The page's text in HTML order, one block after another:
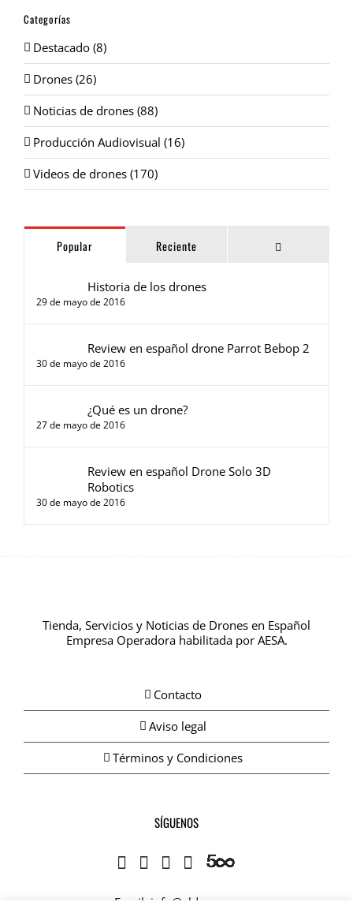
Categorías
Destacado (8)
Drones (26)
Noticias de drones (88)
Producción Audiovisual (16)
Videos de drones (170)
Popular Reciente
Historia de los drones
29 de mayo de 2016
Review en español drone Parrot Bebop 2
30 de mayo de 2016
¿Qué es un drone?
27 de mayo de 2016
Review en español Drone Solo 3D
Robotics
30 de mayo de 2016
Tienda, Servicios y Noticias de Drones en Español
Empresa Operadora habilitada por AESA.
Contacto
Aviso legal
Términos y Condiciones
SÍGUENOS